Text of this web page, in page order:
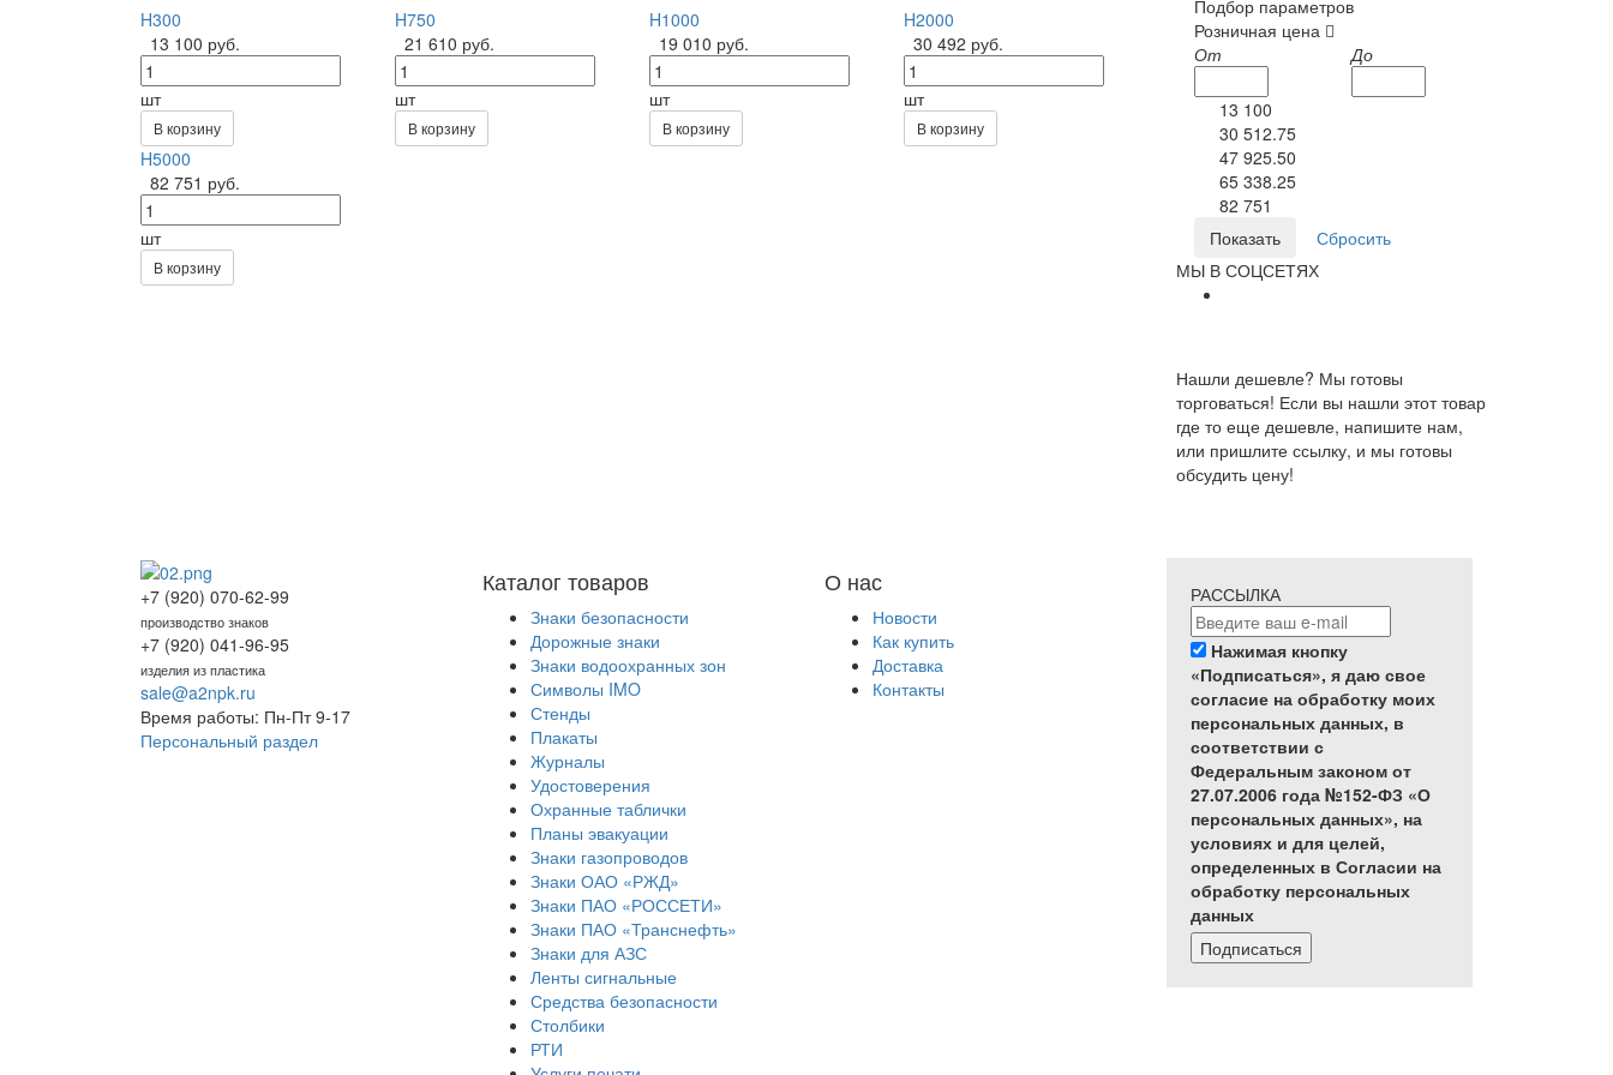
Подбор параметров
Розничная цена
От
До
13 100
30 512.75
47 925.50
65 338.25
82 751
МЫ В СОЦСЕТЯХ
Нашли дешевле? Мы готовы
торговаться! Если вы нашли этот товар
где то еще дешевле, напишите нам,
или пришлите ссылку, и мы готовы
обсудить цену!
H300
13 100 руб.
шт
В корзину
H750
21 610 руб.
шт
В корзину
H1000
19 010 руб.
шт
В корзину
H2000
30 492 руб.
шт
В корзину
H5000
82 751 руб.
шт
В корзину
О нас
Новости
Как купить
Доставка
Контакты
Каталог товаров
Знаки безопасности
Дорожные знаки
Знаки водоохранных зон
Символы IMO
Стенды
Плакаты
Журналы
Удостоверения
Охранные таблички
Планы эвакуации
Знаки газопроводов
Знаки ОАО «РЖД»
Знаки ПАО «РОССЕТИ»
Знаки ПАО «Транснефть»
Знаки для АЗС
Ленты сигнальные
Средства безопасности
Столбики
РТИ
РАССЫЛКА
Нажимая кнопку
«Подписаться», я даю свое
согласие на обработку моих
персональных данных, в
соответствии с
Федеральным законом от
27.07.2006 года №152-ФЗ «О
персональных данных», на
условиях и для целей,
определенных в Согласии на
обработку персональных
данных
Подписаться
+7 (920) 070-62-99
производство знаков
+7 (920) 041-96-95
изделия из пластика
sale@a2npk.ru
Время работы: Пн-Пт 9-17
Персональный раздел